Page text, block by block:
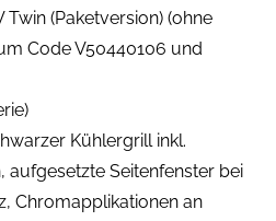
Twin (Paketversion) (ohne
Code V50440106 und
Kühlergrill inkl.
aufgesetzte Seitenfenster bei
Chromapplikationen an